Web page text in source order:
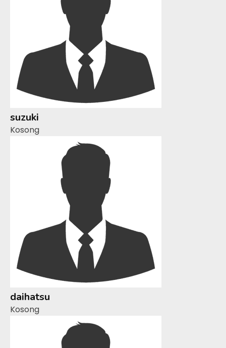
suzuki
Kosong
daihatsu
Kosong